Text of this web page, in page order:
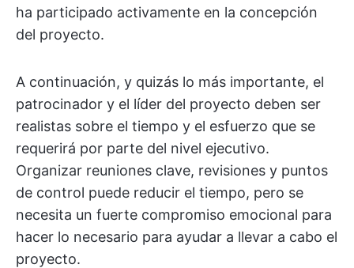
ha participado activamente en la concepción
del proyecto.
A continuación, y quizás lo más importante, el
patrocinador y el líder del proyecto deben ser
realistas sobre el tiempo y el esfuerzo que se
requerirá por parte del nivel ejecutivo.
Organizar reuniones clave, revisiones y puntos
de control puede reducir el tiempo, pero se
necesita un fuerte compromiso emocional para
hacer lo necesario para ayudar a llevar a cabo el
proyecto.